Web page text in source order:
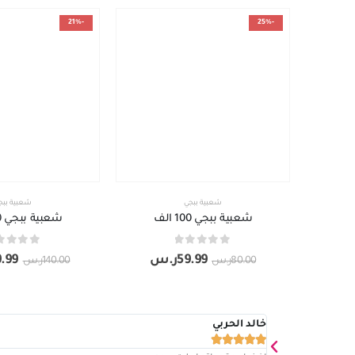
-25%
شعبية ببجي
شعبية ببجي 100 الف
80.00ر.س 59.99ر.س
-21%
شعبية
شعبية ببجي 200 الف
140.00ر.س
خالد الحربي




